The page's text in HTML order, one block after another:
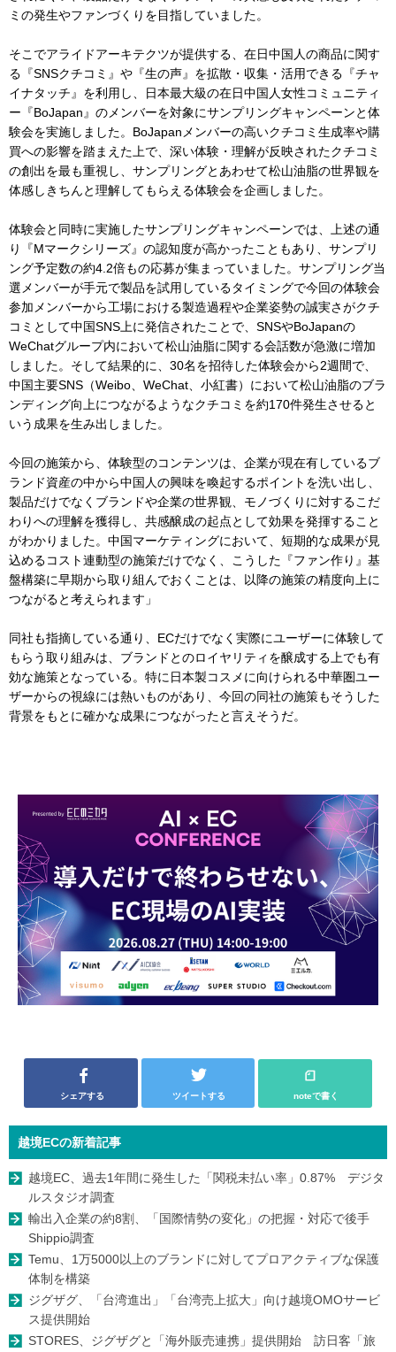
ミの発生やファンづくりを目指していました。
そこでアライドアーキテクツが提供する、在日中国人の商品に関す
る『SNSクチコミ』や『生の声』を拡散・収集・活用できる『チャ
イナタッチ』を利用し、日本最大級の在日中国人女性コミュニティ
ー『BoJapan』のメンバーを対象にサンプリングキャンペーンと体
験会を実施しました。BoJapanメンバーの高いクチコミ生成率や購
買への影響を踏まえた上で、深い体験・理解が反映されたクチコミ
の創出を最も重視し、サンプリングとあわせて松山油脂の世界観を
体感しきちんと理解してもらえる体験会を企画しました。
体験会と同時に実施したサンプリングキャンペーンでは、上述の通
り『Mマークシリーズ』の認知度が高かったこともあり、サンプリ
ング予定数の約4.2倍もの応募が集まっていました。サンプリング当
選メンバーが手元で製品を試用しているタイミングで今回の体験会
参加メンバーから工場における製造過程や企業姿勢の誠実さがクチ
コミとして中国SNS上に発信されたことで、SNSやBoJapanの
WeChatグループ内において松山油脂に関する会話数が急激に増加
しました。そして結果的に、30名を招待した体験会から2週間で、
中国主要SNS（Weibo、WeChat、小紅書）において松山油脂のブラ
ンディング向上につながるようなクチコミを約170件発生させると
いう成果を生み出しました。
今回の施策から、体験型のコンテンツは、企業が現在有しているブ
ランド資産の中から中国人の興味を喚起するポイントを洗い出し、
製品だけでなくブランドや企業の世界観、モノづくりに対するこだ
わりへの理解を獲得し、共感醸成の起点として効果を発揮すること
がわかりました。中国マーケティングにおいて、短期的な成果が見
込めるコスト連動型の施策だけでなく、こうした『ファン作り』基
盤構築に早期から取り組んでおくことは、以降の施策の精度向上に
つながると考えられます」
同社も指摘している通り、ECだけでなく実際にユーザーに体験して
もらう取り組みは、ブランドとのロイヤリティを醸成する上でも有
効な施策となっている。特に日本製コスメに向けられる中華圏ユー
ザーからの視線には熱いものがあり、今回の同社の施策もそうした
背景をもとに確かな成果につながったと言えそうだ。
シェアする ツイートする noteで書く
越境ECの新着記事
越境EC、過去1年間に発生した「関税未払い率」0.87% デジタ
ルスタジオ調査
輸出入企業の約8割、「国際情勢の変化」の把握・対応で後手
Shippio調査
Temu、1万5000以上のブランドに対してプロアクティブな保護
体制を構築
ジグザグ、「台湾進出」「台湾売上拡大」向け越境OMOサービ
ス提供開始
STORES、ジグザグと「海外販売連携」提供開始 訪日客「旅